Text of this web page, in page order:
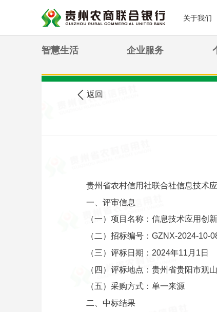
关于我们
智慧生活 企业服务
您现在的位置: 农信公告
返回
贵州省农村信用社联合社信息技术
一、评审信息
（一）项目名称：信息技术应用创
（二）招标编号：GZNX-2024-10-
（三）评标日期：2024年11月1日
（四）评标地点：贵州省贵阳市观
（五）采购方式：单一来源
二、中标结果